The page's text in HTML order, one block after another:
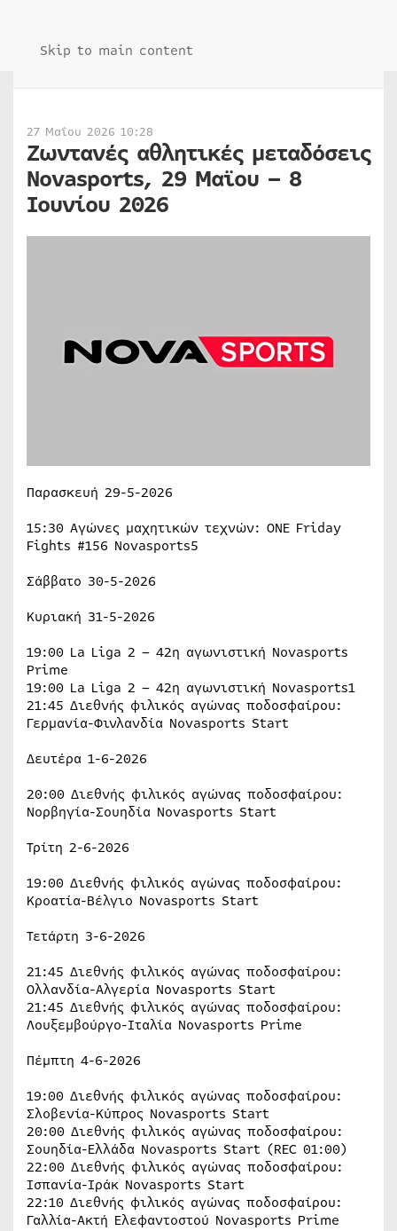
Skip to main content
27 Μαΐου 2026 10:28
Ζωντανές αθλητικές μεταδόσεις
Novasports, 29 Μαϊου – 8
Ιουνίου 2026
Παρασκευή 29-5-2026
15:30 Αγώνες μαχητικών τεχνών: ONE Friday
Fights #156 Novasports5
Σάββατο 30-5-2026
Κυριακή 31-5-2026
19:00 La Liga 2 – 42η αγωνιστική Novasports
Prime
19:00 La Liga 2 – 42η αγωνιστική Novasports1
21:45 Διεθνής φιλικός αγώνας ποδοσφαίρου:
Γερμανία-Φινλανδία Novasports Start
Δευτέρα 1-6-2026
20:00 Διεθνής φιλικός αγώνας ποδοσφαίρου:
Νορβηγία-Σουηδία Novasports Start
Τρίτη 2-6-2026
19:00 Διεθνής φιλικός αγώνας ποδοσφαίρου:
Κροατία-Βέλγιο Novasports Start
Τετάρτη 3-6-2026
21:45 Διεθνής φιλικός αγώνας ποδοσφαίρου:
Ολλανδία-Αλγερία Novasports Start
21:45 Διεθνής φιλικός αγώνας ποδοσφαίρου:
Λουξεμβούργο-Ιταλία Novasports Prime
Πέμπτη 4-6-2026
19:00 Διεθνής φιλικός αγώνας ποδοσφαίρου:
Σλοβενία-Κύπρος Novasports Start
20:00 Διεθνής φιλικός αγώνας ποδοσφαίρου:
Σουηδία-Ελλάδα Novasports Start (REC 01:00)
22:00 Διεθνής φιλικός αγώνας ποδοσφαίρου:
Ισπανία-Ιράκ Novasports Start
22:10 Διεθνής φιλικός αγώνας ποδοσφαίρου:
Γαλλία-Ακτή Ελεφαντοστού Novasports Prime